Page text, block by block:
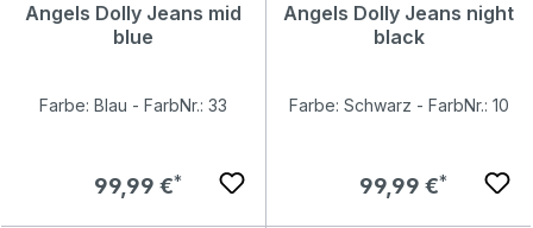
Angels Dolly Jeans mid
blue
Farbe: Blau - FarbNr.: 33
Regulärer Preis:
99,99 €
Angels Dolly Jeans night
black
Farbe: Schwarz - FarbNr.: 10
Regulärer Preis:
99,99 €